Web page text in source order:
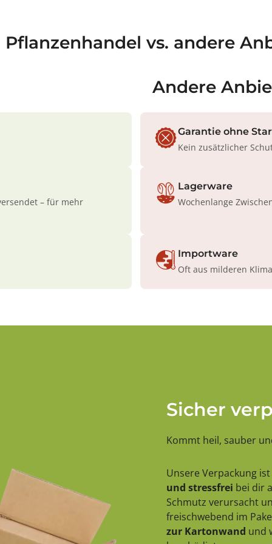
Pflanzenhandel vs. andere
Andere
Garantie ohne
Kein zusätzlicher
– für mehr
Lagerware
Wochenlange
Importware
Oft aus milderen
Sicher
Kommt heil, sauber
Unsere Verpackung
und stressfrei bei dir
Schmutz verursacht
freischwebend im
zur Kartonwand und